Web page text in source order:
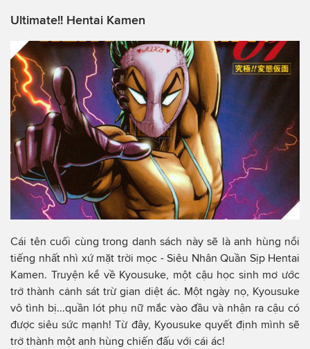
Ultimate!! Hentai Kamen
Cái tên cuối cùng trong danh sách này sẽ là anh hùng nổi
tiếng nhất nhì xứ mặt trời mọc - Siêu Nhân Quần Sịp Hentai
Kamen. Truyện kể về Kyousuke, một cậu học sinh mơ ước
trở thành cảnh sát trừ gian diệt ác. Một ngày nọ, Kyousuke
vô tình bị...quần lót phụ nữ mắc vào đầu và nhận ra cậu có
được siêu sức mạnh! Từ đây, Kyousuke quyết định mình sẽ
trở thành một anh hùng chiến đấu với cái ác!